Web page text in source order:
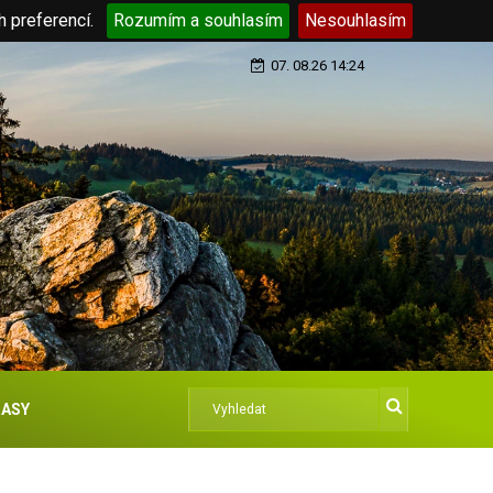
preferencí. Rozumím a souhlasím Nesouhlasím
07. 08.26 14:24